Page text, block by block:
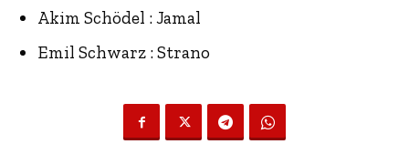
Akim Schödel : Jamal
Emil Schwarz : Strano